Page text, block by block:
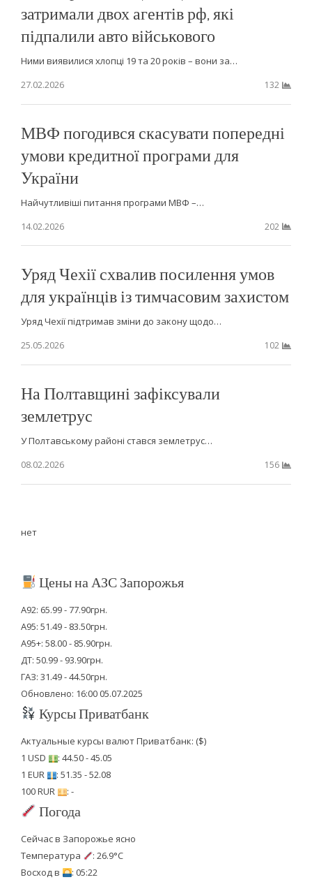
затримали двох агентів рф, які
підпалили авто військового
Ними виявилися хлопці 19 та 20 років – вони за…
27.02.2026
132
МВФ погодився скасувати попередні
умови кредитної програми для
України
Найчутливіші питання програми МВФ –…
14.02.2026
202
Уряд Чехії схвалив посилення умов
для українців із тимчасовим захистом
Уряд Чехії підтримав зміни до закону щодо…
25.05.2026
102
На Полтавщині зафіксували
землетрус
У Полтавському районі стався землетрус…
08.02.2026
156
нет
Цены на АЗС Запорожья
А92: 65.99 - 77.90грн.
А95: 51.49 - 83.50грн.
А95+: 58.00 - 85.90грн.
ДТ: 50.99 - 93.90грн.
ГАЗ: 31.49 - 44.50грн.
Обновлено: 16:00 05.07.2025
Курсы Приватбанк
Актуальные курсы валют Приватбанк: ($)
1 USD
: 44.50 - 45.05
1 EUR
: 51.35 - 52.08
100 RUR
: -
Погода
Сейчас в Запорожье ясно
Температура
: 26.9°C
Восход в
: 05:22